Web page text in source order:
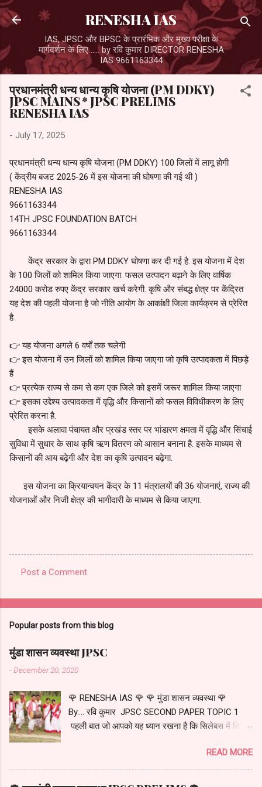
Skip to main content
RENESHA IAS
IAS, JPSC और BPSC के प्रारंभिक और मुख्य परीक्षा के
मार्गदर्शन के लिए ..... by रवि कुमार DIRECTOR RENESHA
IAS 9661163344
प्रधानमंत्री धन्य धान्य कृषि योजना (PM DDKY)
JPSC MAINS * JPSC PRELIMS
RENESHA IAS
- July 17, 2025
प्रधानमंत्री धन्य धान्य कृषि योजना (PM DDKY) 100 जिलों में लागू होगी
( केंद्रीय बजट 2025-26 में इस योजना की घोषणा की गई थी )
RENESHA IAS
9661163344
14TH JPSC FOUNDATION BATCH
9661163344
केंद्र सरकार के द्वारा PM DDKY घोषणा कर दी गई है. इस योजना में देश
के 100 जिलों को शामिल किया जाएगा. फसल उत्पादन बढ़ाने के लिए वार्षिक
24000 करोड रुपए केंद्र सरकार खर्च करेगी. कृषि और संबद्ध क्षेत्र पर केंद्रित
यह देश की पहली योजना है जो नीति आयोग के आकांक्षी जिला कार्यक्रम से प्रेरित
है.
👉 यह योजना अगले 6 वर्षों तक चलेगी
👉 इस योजना में उन जिलों को शामिल किया जाएगा जो कृषि उत्पादकता में पिछड़े
हैं
👉 प्रत्येक राज्य से कम से कम एक जिले को इसमें जरूर शामिल किया जाएगा
👉 इसका उद्देश्य उत्पादकता में वृद्धि और किसानों को फसल विविधीकरण के लिए
प्रेरित करना है.
इसके अलावा पंचायत और प्रखंड स्तर पर भांडारण क्षमता में वृद्धि और सिंचाई
सुविधा में सुधार के साथ कृषि ऋण वितरण को आसान बनाना है. इसके माध्यम से
किसानों की आय बढ़ेगी और देश का कृषि उत्पादन बढ़ेगा.
इस योजना का क्रियान्वयन केंद्र के 11 मंत्रालयों की 36 योजनाएं, राज्य की
योजनाओं और निजी क्षेत्र की भागीदारी के माध्यम से किया जाएगा.
o
e
s
Post a Comment
Popular posts from this blog
मुंडा शासन व्यवस्था JPSC
-December 20, 2020
🌹 RENESHA IAS 🌹 🌹 मुंडा शासन व्यवस्था 🌹
By.... रवि कुमार JPSC SECOND PAPER TOPIC 1
पहली बात जो आपको यह ध्यान रखना है कि सिलेबस में सिर्फ
बारे में...... अधिकांश युटुब चैनल में जो वीडियो आपको मिलेंगे...
उसमें प्रशासन व्यवस्था के बारे में कम बताई जाती है और मुंडा
जनजाति के बारे में अधिक.... मुंडा जनजाति के बारे में हम
READ MORE